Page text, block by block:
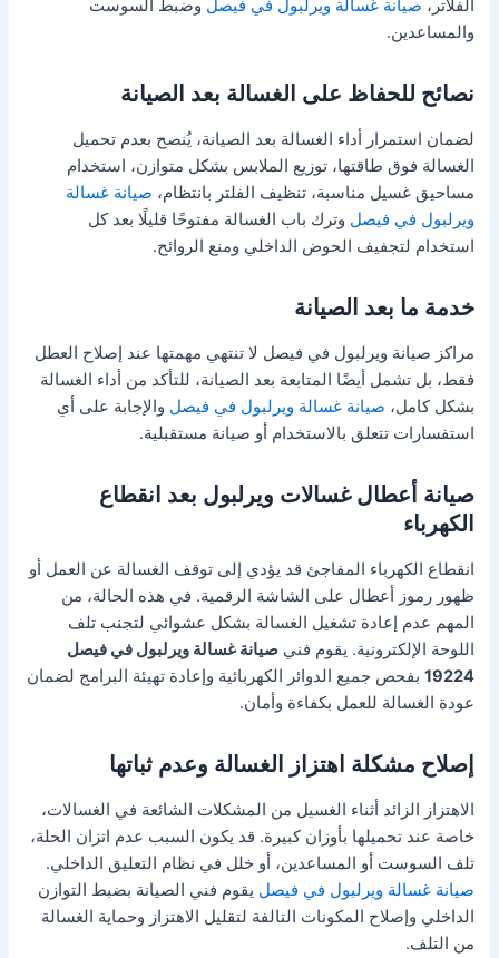
الفلاتر، صيانة غسالة ويرلبول في فيصل وضبط السوست
والمساعدين.
نصائح للحفاظ على الغسالة بعد الصيانة
لضمان استمرار أداء الغسالة بعد الصيانة، يُنصح بعدم تحميل
الغسالة فوق طاقتها، توزيع الملابس بشكل متوازن، استخدام
مساحيق غسيل مناسبة، تنظيف الفلتر بانتظام، صيانة غسالة
ويرلبول في فيصل وترك باب الغسالة مفتوحًا قليلًا بعد كل
استخدام لتجفيف الحوض الداخلي ومنع الروائح.
خدمة ما بعد الصيانة
مراكز صيانة ويرلبول في فيصل لا تنتهي مهمتها عند إصلاح العطل
فقط، بل تشمل أيضًا المتابعة بعد الصيانة، للتأكد من أداء الغسالة
بشكل كامل، صيانة غسالة ويرلبول في فيصل والإجابة على أي
استفسارات تتعلق بالاستخدام أو صيانة مستقبلية.
صيانة أعطال غسالات ويرلبول بعد انقطاع
الكهرباء
انقطاع الكهرباء المفاجئ قد يؤدي إلى توقف الغسالة عن العمل أو
ظهور رموز أعطال على الشاشة الرقمية. في هذه الحالة، من
المهم عدم إعادة تشغيل الغسالة بشكل عشوائي لتجنب تلف
اللوحة الإلكترونية. يقوم فنيصيانة غسالة ويرلبول في فيصل
19224 بفحص جميع الدوائر الكهربائية وإعادة تهيئة البرامج لضمان
عودة الغسالة للعمل بكفاءة وأمان.
إصلاح مشكلة اهتزاز الغسالة وعدم ثباتها
الاهتزاز الزائد أثناء الغسيل من المشكلات الشائعة في الغسالات،
خاصة عند تحميلها بأوزان كبيرة. قد يكون السبب عدم اتزان الحلة،
تلف السوست أو المساعدين، أو خلل في نظام التعليق الداخلي.
صيانة غسالة ويرلبول في فيصل يقوم فني الصيانة بضبط التوازن
الداخلي وإصلاح المكونات التالفة لتقليل الاهتزاز وحماية الغسالة
من التلف.